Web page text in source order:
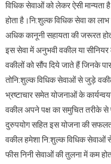
विधिक सेवाओं को लेकर ऐसी मान्यता है
होता है।नि:शुल्क विधिक सेवा का
अधिक कानूनी सहायता की जरूरत
इस सेवा में अनुभवी वकील या
वकीलों को सौंप दिये जाते हैं जिनके
तोनि:शुल्क विधिक सेवाओं से जुड़े
भ्रष्टाचार समेत योजनाओं के
वकील अपने पक्ष का समुचित तरीके से
दुरुपयोग सहित इस योजना की
वकील हमेशा नि:शुल्क विधिक सेवाओं से
फीस निनी सेवाओं की तुलना में कम